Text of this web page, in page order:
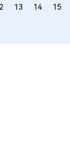
13 14 15